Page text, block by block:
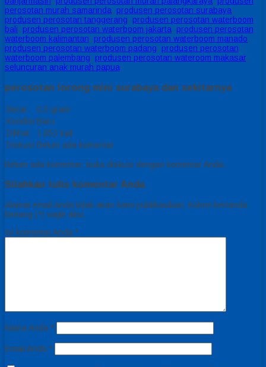
perosotan murah samarinda, produsen perosotan surabaya,
produsen perosotan tanggerang, produsen perosotan waterboom
bali, produsen perosotan waterboom jakarta, produsen perosotan
waterboom kalimantan, produsen perosotan waterboom manado,
produsen perosotan waterboom padang, produsen perosotan
waterboom palembang, produsen perosotan wateroom makasar,
seluncuran anak murah papua
perosotan lorong mini surabaya dan sekitarnya
Berat
0.5 gram
Kondisi Baru
Dilihat
1.851 kali
Diskusi Belum ada komentar
Belum ada komentar, buka diskusi dengan komentar Anda.
Silahkan tulis komentar Anda
Alamat email Anda tidak akan kami publikasikan. Kolom bertanda
bintang (*) wajib diisi.
Isi komentar Anda *
Nama Anda *
Email Anda *